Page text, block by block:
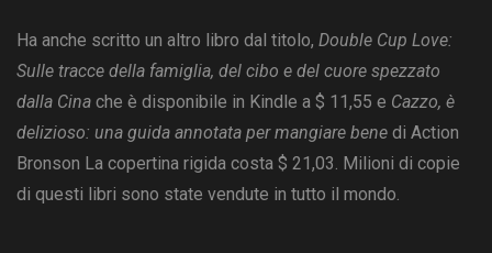
Ha anche scritto un altro libro dal titolo, Double Cup Love:
Sulle tracce della famiglia, del cibo e del cuore spezzato
dalla Cina che è disponibile in Kindle a $ 11,55 e Cazzo, è
delizioso: una guida annotata per mangiare bene di Action
Bronson La copertina rigida costa $ 21,03. Milioni di copie
di questi libri sono state vendute in tutto il mondo.